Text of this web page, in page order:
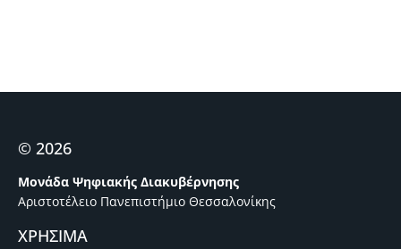
© 2026
Μονάδα Ψηφιακής Διακυβέρνησης
Αριστοτέλειο Πανεπιστήμιο Θεσσαλονίκης
ΧΡΗΣΙΜΑ